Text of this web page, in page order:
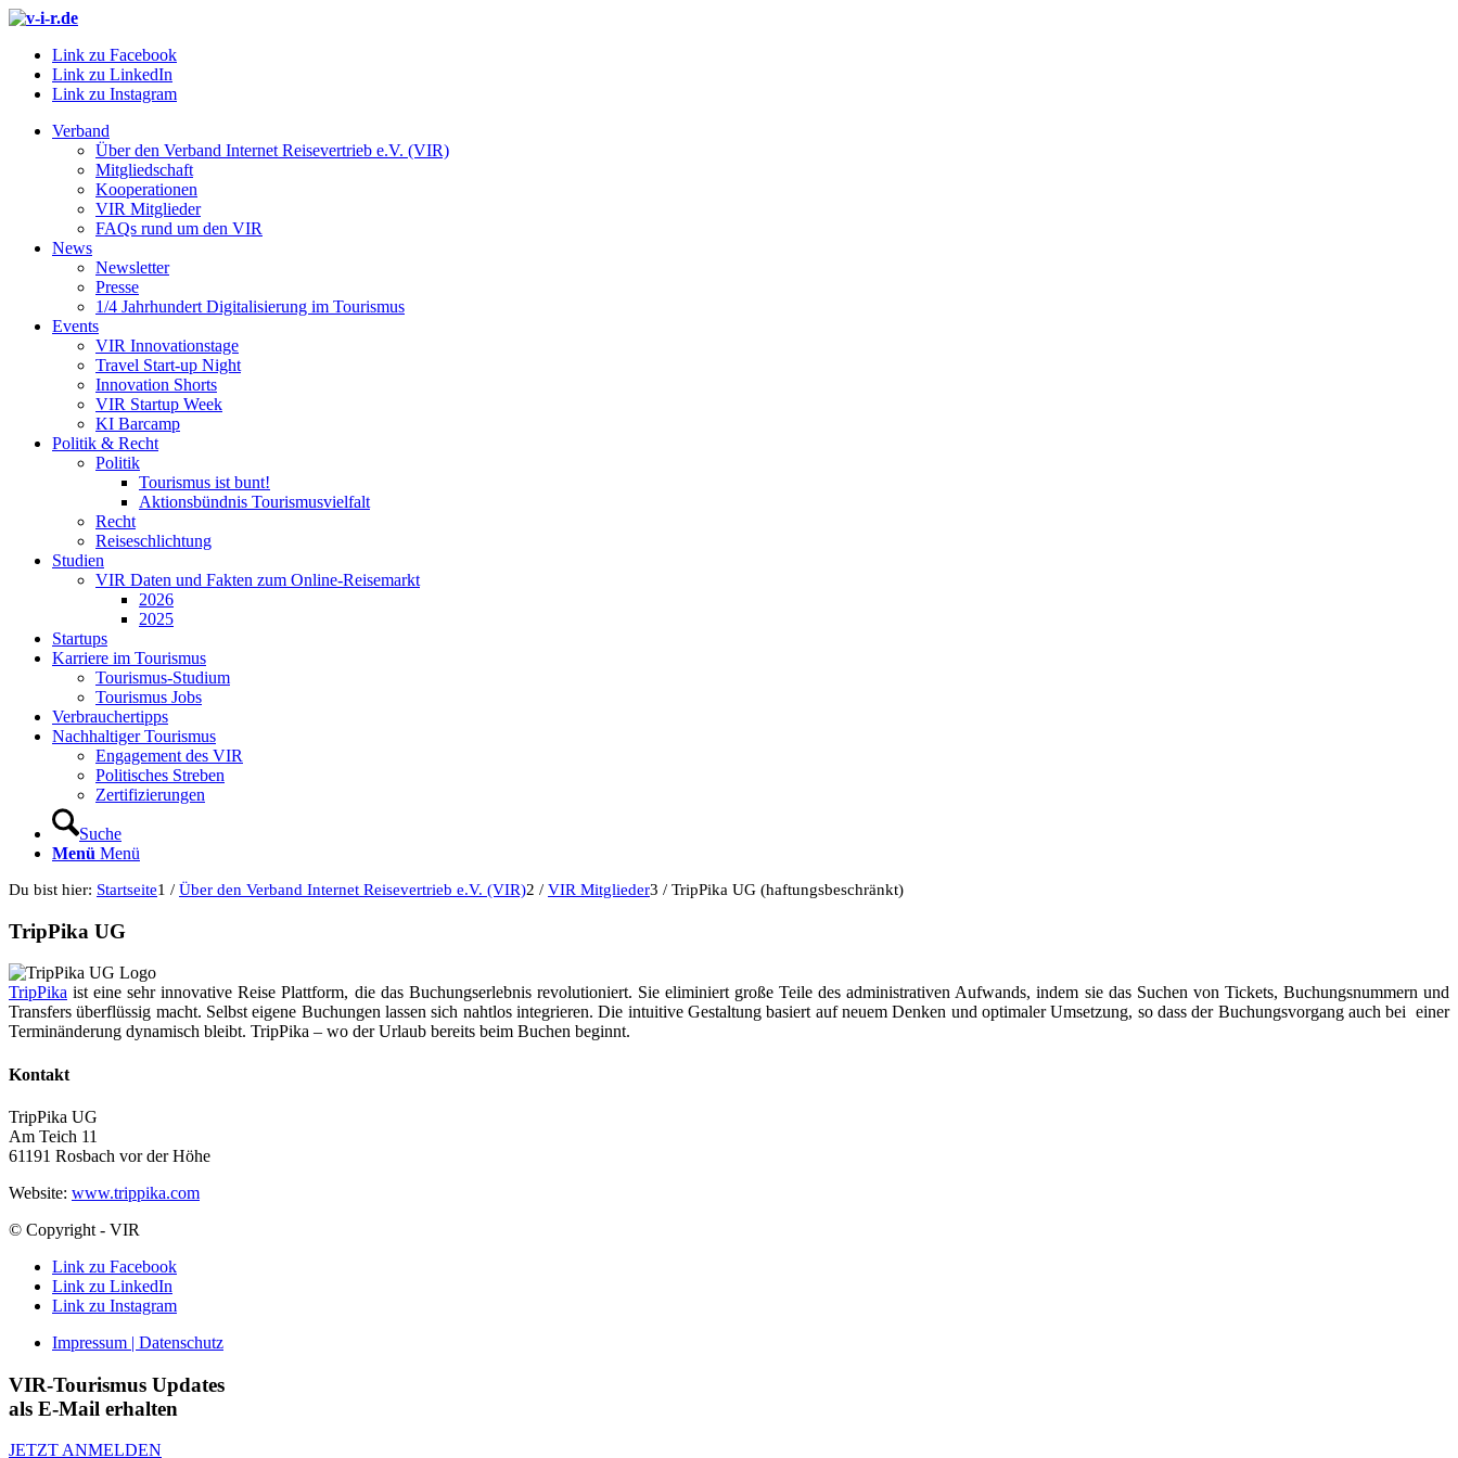
Link zu Facebook
Link zu LinkedIn
Link zu Instagram
Verband
Über den Verband Internet Reisevertrieb e.V. (VIR)
Mitgliedschaft
Kooperationen
VIR Mitglieder
FAQs rund um den VIR
News
Newsletter
Presse
1/4 Jahrhundert Digitalisierung im Tourismus
Events
VIR Innovationstage
Travel Start-up Night
Innovation Shorts
VIR Startup Week
KI Barcamp
Politik & Recht
Politik
Tourismus ist bunt!
Aktionsbündnis Tourismusvielfalt
Recht
Reiseschlichtung
Studien
VIR Daten und Fakten zum Online-Reisemarkt
2026
2025
Startups
Karriere im Tourismus
Tourismus-Studium
Tourismus Jobs
Verbrauchertipps
Nachhaltiger Tourismus
Engagement des VIR
Politisches Streben
Zertifizierungen
Suche
Menü Menü
Du bist hier: Startseite1 / Über den Verband Internet Reisevertrieb e.V. (VIR)2 / VIR Mitglieder3 / TripPika UG (haftungsbeschränkt)
TripPika UG
TripPika ist eine sehr innovative Reise Plattform, die das Buchungserlebnis revolutioniert. Sie eliminiert große Teile des administrativen Aufwands, indem sie das Suchen von Tickets, Buchungsnummern und
Transfers überflüssig macht. Selbst eigene Buchungen lassen sich nahtlos integrieren. Die intuitive Gestaltung basiert auf neuem Denken und optimaler Umsetzung, so dass der Buchungsvorgang auch bei einer
Terminänderung dynamisch bleibt. TripPika – wo der Urlaub bereits beim Buchen beginnt.
Kontakt
TripPika UG
Am Teich 11
61191 Rosbach vor der Höhe
Website: www.trippika.com
© Copyright - VIR
Link zu Facebook
Link zu LinkedIn
Link zu Instagram
Impressum | Datenschutz
VIR-Tourismus Updates
als E-Mail erhalten
JETZT ANMELDEN